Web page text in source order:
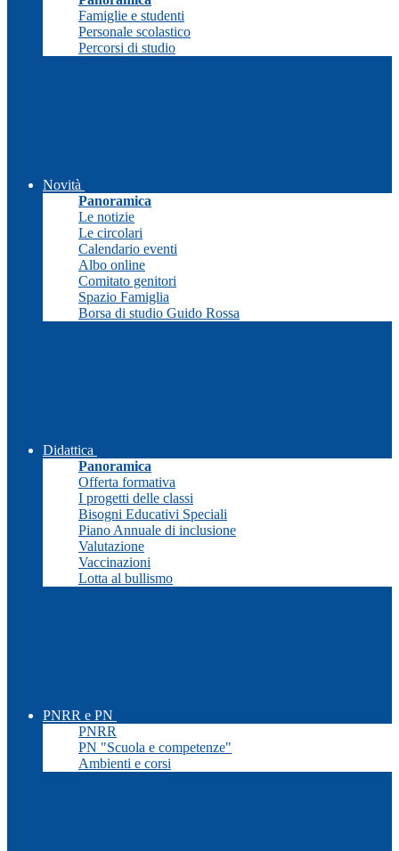
Famiglie e studenti
Personale scolastico
Percorsi di studio
Novità
Panoramica
Le notizie
Le circolari
Calendario eventi
Albo online
Comitato genitori
Spazio Famiglia
Borsa di studio Guido Rossa
Didattica
Panoramica
Offerta formativa
I progetti delle classi
Bisogni Educativi Speciali
Piano Annuale di inclusione
Valutazione
Vaccinazioni
Lotta al bullismo
PNRR e PN
PNRR
PN "Scuola e competenze"
Ambienti e corsi